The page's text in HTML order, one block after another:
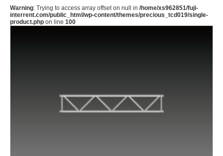
Warning: Trying to access array offset on null in /home/xs962851/fuji-
interrent.com/public_html/wp-content/themes/precious_tcd019/single-
product.php on line 100